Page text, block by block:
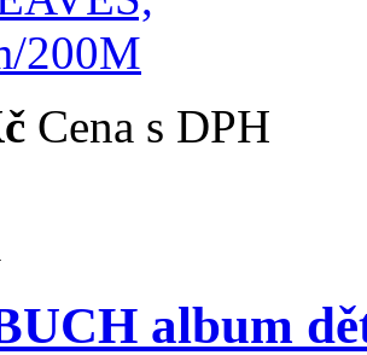
Cena s DPH
album